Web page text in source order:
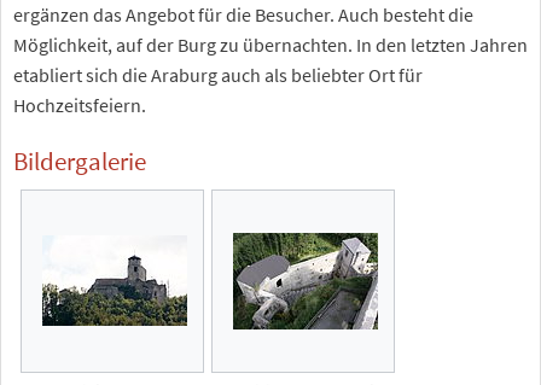
ergänzen das Angebot für die Besucher. Auch besteht die
Möglichkeit, auf der Burg zu übernachten. In den letzten Jahren
etabliert sich die Araburg auch als beliebter Ort für
Hochzeitsfeiern.
Bildergalerie